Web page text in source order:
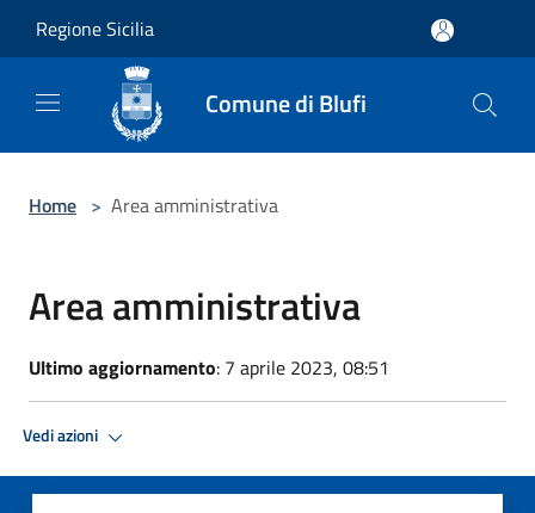
Regione Sicilia
Comune di Blufi
Home > Area amministrativa
Area amministrativa
Ultimo aggiornamento: 7 aprile 2023, 08:51
Vedi azioni